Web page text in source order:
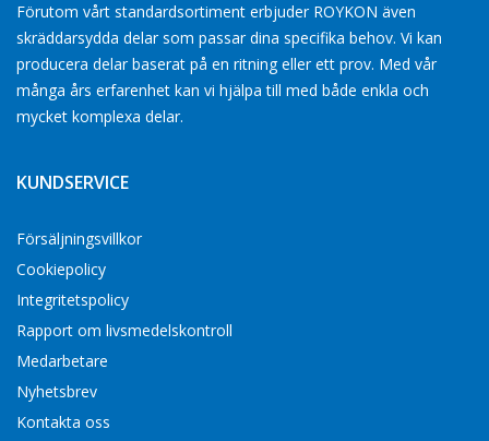
Förutom vårt standardsortiment erbjuder ROYKON även
skräddarsydda delar som passar dina specifika behov. Vi kan
producera delar baserat på en ritning eller ett prov. Med vår
många års erfarenhet kan vi hjälpa till med både enkla och
mycket komplexa delar.
KUNDSERVICE
Försäljningsvillkor
Cookiepolicy
Integritetspolicy
Rapport om livsmedelskontroll
Medarbetare
Nyhetsbrev
Kontakta oss